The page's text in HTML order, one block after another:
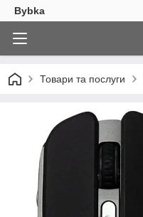
Bybka
Товари та послуги